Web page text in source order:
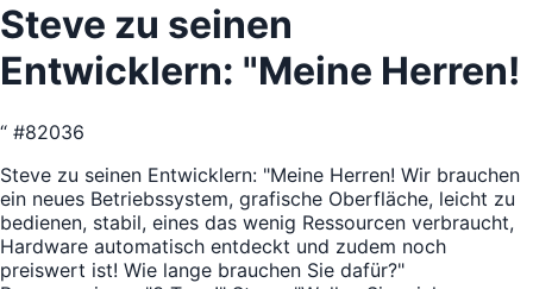
Steve zu seinen
Entwicklern: "Meine Herren!
“ #82036
Steve zu seinen Entwicklern: "Meine Herren! Wir brauchen
ein neues Betriebssystem, grafische Oberfläche, leicht zu
bedienen, stabil, eines das wenig Ressourcen verbraucht,
Hardware automatisch entdeckt und zudem noch
preiswert ist! Wie lange brauchen Sie dafür?"